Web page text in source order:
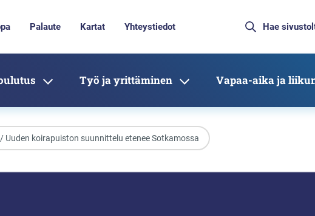
Palaute Kartat Yhteystiedot
Työ ja yrittäminen Vapaa-aika ja
/ Uuden koirapuiston suunnittelu etenee Sotkamossa